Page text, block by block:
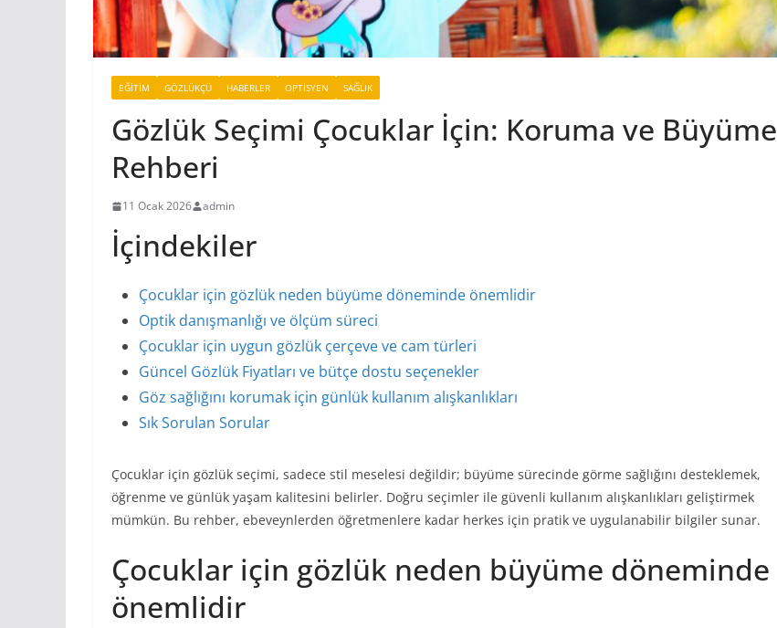
EĞITIM GÖZLÜKÇÜ HABERLER OPTISYEN SAĞLIK
Gözlük Seçimi Çocuklar İçin: Koruma ve Büyüme
Rehberi
11 Ocak 2026 admin
İçindekiler
Çocuklar için gözlük neden büyüme döneminde önemlidir
Optik danışmanlığı ve ölçüm süreci
Çocuklar için uygun gözlük çerçeve ve cam türleri
Güncel Gözlük Fiyatları ve bütçe dostu seçenekler
Göz sağlığını korumak için günlük kullanım alışkanlıkları
Sık Sorulan Sorular
Çocuklar için gözlük seçimi, sadece stil meselesi değildir; büyüme sürecinde görme sağlığını desteklemek,
öğrenme ve günlük yaşam kalitesini belirler. Doğru seçimler ile güvenli kullanım alışkanlıkları geliştirmek
mümkün. Bu rehber, ebeveynlerden öğretmenlere kadar herkes için pratik ve uygulanabilir bilgiler sunar.
Çocuklar için gözlük neden büyüme döneminde
önemlidir